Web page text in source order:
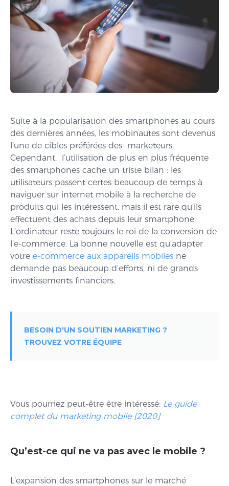
Suite à la popularisation des smartphones au cours
des dernières années, les mobinautes sont devenus
l’une de cibles préférées des marketeurs.
Cependant, l’utilisation de plus en plus fréquente
des smartphones cache un triste bilan : les
utilisateurs passent certes beaucoup de temps à
naviguer sur internet mobile à la recherche de
produits qui les intéressent, mais il est rare qu’ils
effectuent des achats depuis leur smartphone.
L’ordinateur reste toujours le roi de la conversion de
l’e-commerce. La bonne nouvelle est qu’adapter
votre e-commerce aux appareils mobiles ne
demande pas beaucoup d’efforts, ni de grands
investissements financiers.
BESOIN D'UN SOUTIEN MARKETING ?
TROUVEZ VOTRE ÉQUIPE
Vous pourriez peut-être être intéressé: Le guide
complet du marketing mobile [2020]
Qu’est-ce qui ne va pas avec le mobile ?
L’expansion des smartphones sur le marché